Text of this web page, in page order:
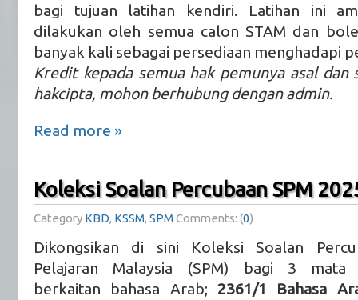
bagi tujuan latihan kendiri. Latihan ini
dilakukan oleh semua calon STAM dan
banyak kali sebagai persediaan menghadapi
Kredit kepada semua hak pemunya asal
hakcipta, mohon berhubung dengan admin.
Read more »
Koleksi Soalan Percubaan SPM
Category KBD, KSSM, SPM Comments: (0)
Dikongsikan di sini Koleksi Soalan
Pelajaran Malaysia (SPM) bagi 3 mata
berkaitan bahasa Arab; 2361/1 Bahasa